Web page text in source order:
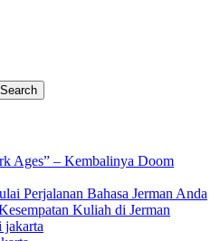
Ages” – Kembalinya Doom
Perjalanan Bahasa Jerman Anda
Kuliah di Jerman
jakarta